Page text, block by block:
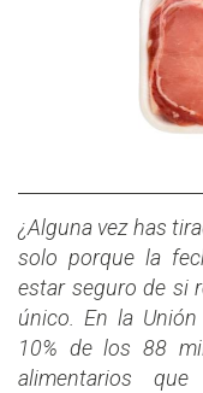
¿Alguna vez has
solo porque la
estar seguro de si
único. En la
10% de los 88
alimentarios